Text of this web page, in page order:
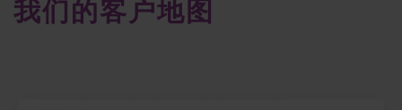
我们的客户地图